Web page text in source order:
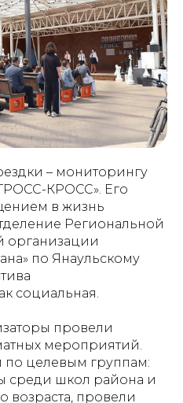
– мониторингу
КРОСС». Его
в жизнь
Региональной
организации
по Янаульскому
социальная.
провели
мероприятий.
целевым группам:
среди школ района и
провели